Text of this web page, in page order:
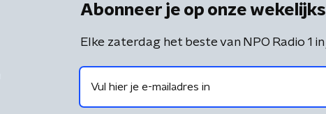
Abonneer je op onze
Elke zaterdag het beste van NPO Radio 1